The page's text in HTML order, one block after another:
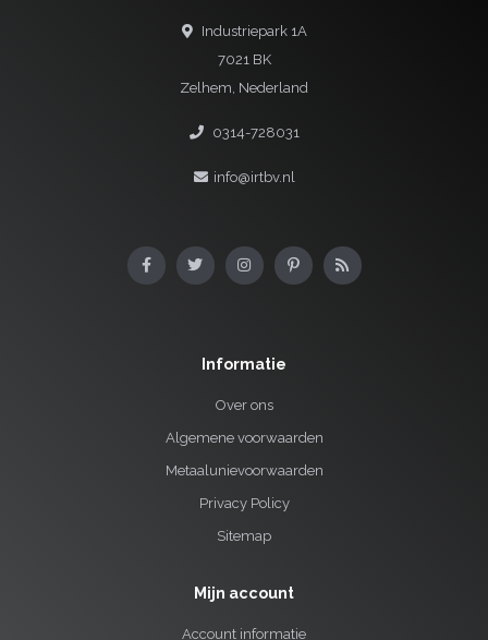
Industriepark 1A
7021 BK
Zelhem, Nederland
0314-728031
info@irtbv.nl
Informatie
Over ons
Algemene voorwaarden
Metaalunievoorwaarden
Privacy Policy
Sitemap
Mijn account
Account informatie